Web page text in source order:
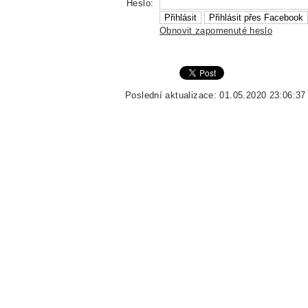
Heslo:
Obnovit zapomenuté heslo
Poslední aktualizace: 01.05.2020 23:06:37